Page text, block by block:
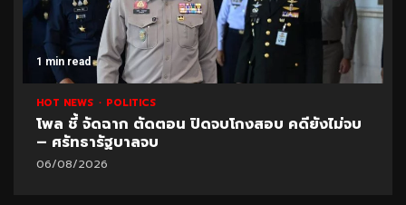
1 min read
HOT NEWS POLITICS
โพล ชี้ จัดฉาก ตัดตอน ปิดจบโกงสอบ คดียังไม่จบ
– ศรัทธารัฐบาลจบ
06/08/2026